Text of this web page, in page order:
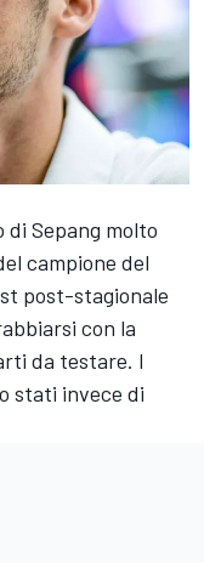
Sepang molto
campione del
post-stagionale
con la
da testare. I
stati invece di